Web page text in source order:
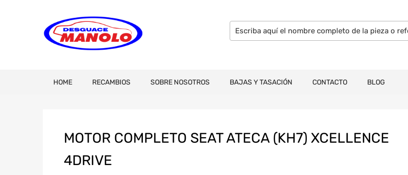
HOME RECAMBIOS SOBRE NOSOTROS BAJAS Y TASACIÓN CONTACTO BLOG
MOTOR COMPLETO SEAT ATECA (KH7) XCELLENCE
4DRIVE